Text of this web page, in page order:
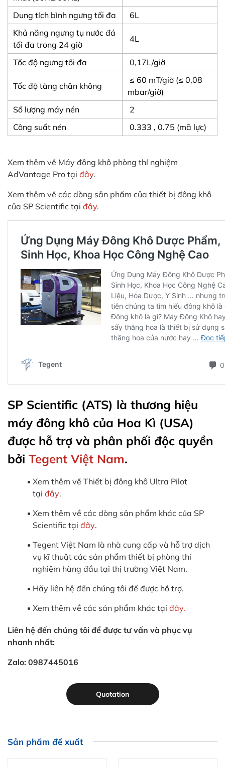
Dung tích bình ngưng tối đa
6L
Khả năng ngưng tụ nước đá
tối đa trong 24 giờ
4L
Tốc độ ngưng tối đa 0,17L/giờ
Tốc độ tăng chân không
≤ 60 mT/giờ (≤ 0,08
mbar/giờ)
Số lượng máy nén
2
Công suất nén
0.333 , 0.75 (mã lực)
Xem thêm về Máy đông khô phòng thí nghiệm
AdVantage Pro tại đây.
Xem thêm về các dòng sản phẩm của thiết bị đông khô
của SP Scientific tại đây.
SP Scientific (ATS) là thương hiệu
máy đông khô của Hoa Kì (USA)
được hỗ trợ và phân phối độc quyền
bởi Tegent Việt Nam.
Xem thêm về Thiết bị đông khô Ultra Pilot
tại đây.
Xem thêm về các dòng sản phẩm khác của SP
Scientific tại đây.
Tegent Việt Nam là nhà cung cấp và hỗ trợ dịch
vụ kĩ thuật các sản phẩm thiết bị phòng thí
nghiệm hàng đầu tại thị trường Việt Nam.
Hãy liên hệ đến chúng tôi để được hỗ trợ.
Xem thêm về các sản phẩm khác tại đây.
Liên hệ đến chúng tôi để được tư vấn và phục vụ
nhanh nhất:
Zalo: 0987445016
Quotation
Sản phẩm đề xuất